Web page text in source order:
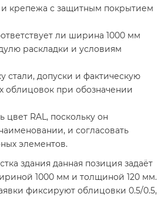
и крепежа с защитным покрытием
ли ширина 1000 мм
раскладки и условиям
стали, допуски и фактическую
облицовок при обозначении
цвет RAL, поскольку он
и согласовать
элементов.
здания данная позиция задаёт
1000 мм и толщиной 120 мм.
фиксируют облицовки 0.5/0.5,